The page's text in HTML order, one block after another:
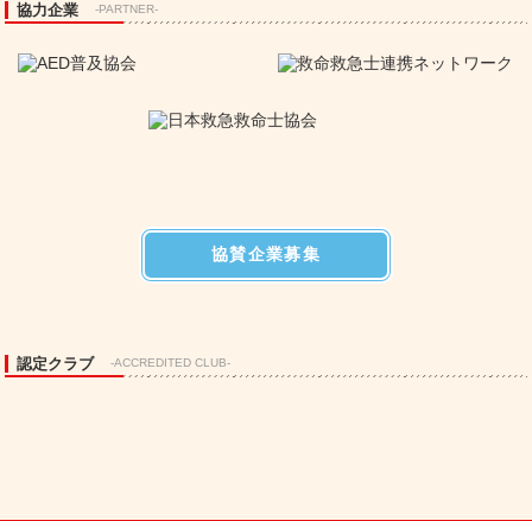
協力企業 -PARTNER-
協賛企業募集
認定クラブ -ACCREDITED CLUB-